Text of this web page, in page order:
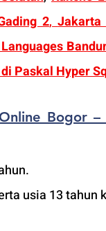
2, Jakarta
Paskal Hyper
Bogor
usia 13 tahun